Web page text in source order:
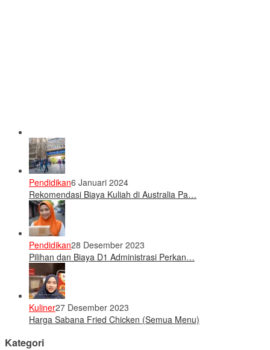
Pendidikan6 Januari 2024
Rekomendasi Biaya Kuliah di Australia Pa…
Pendidikan28 Desember 2023
Pilihan dan Biaya D1 Administrasi Perkan…
Kuliner27 Desember 2023
Harga Sabana Fried Chicken (Semua Menu)
Kategori